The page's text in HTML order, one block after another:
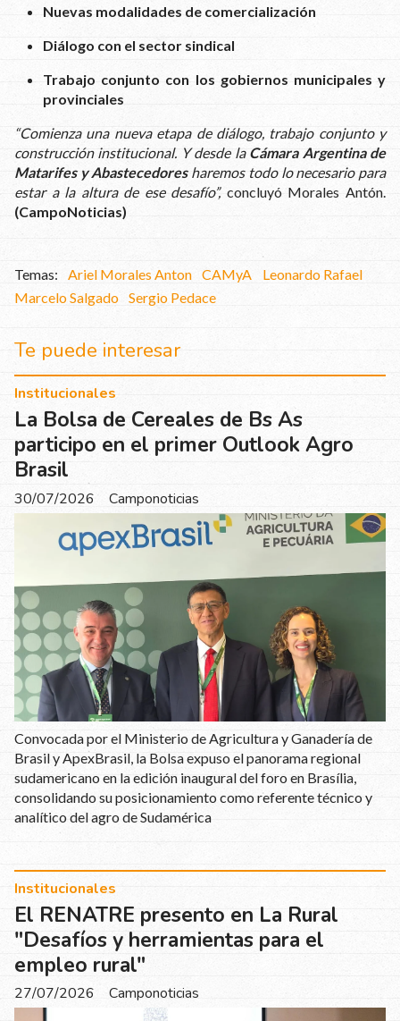
Nuevas modalidades de comercialización
Diálogo con el sector sindical
Trabajo conjunto con los gobiernos municipales y
provinciales
“Comienza una nueva etapa de diálogo, trabajo conjunto y
construcción institucional. Y desde la Cámara Argentina de
Matarifes y Abastecedoresharemos todo lo necesario para
estar a la altura de ese desafío”,concluyó Morales Antón.
(CampoNoticias)
Ariel Morales Anton CAMyA
Leonardo Rafael
Marcelo Salgado Sergio Pedace
Te puede interesar
La Bolsa de Cereales de Bs As
participo en el primer Outlook Agro
Brasil
Camponoticias
Institucionales
30/07/2026
Convocada por el Ministerio de Agricultura y Ganadería de
Brasil y ApexBrasil, la Bolsa expuso el panorama regional
sudamericano en la edición inaugural del foro en Brasília,
consolidando su posicionamiento como referente técnico y
analítico del agro de Sudamérica
El RENATRE presento en La Rural
"Desafíos y herramientas para el
empleo rural"
Camponoticias
Institucionales
27/07/2026